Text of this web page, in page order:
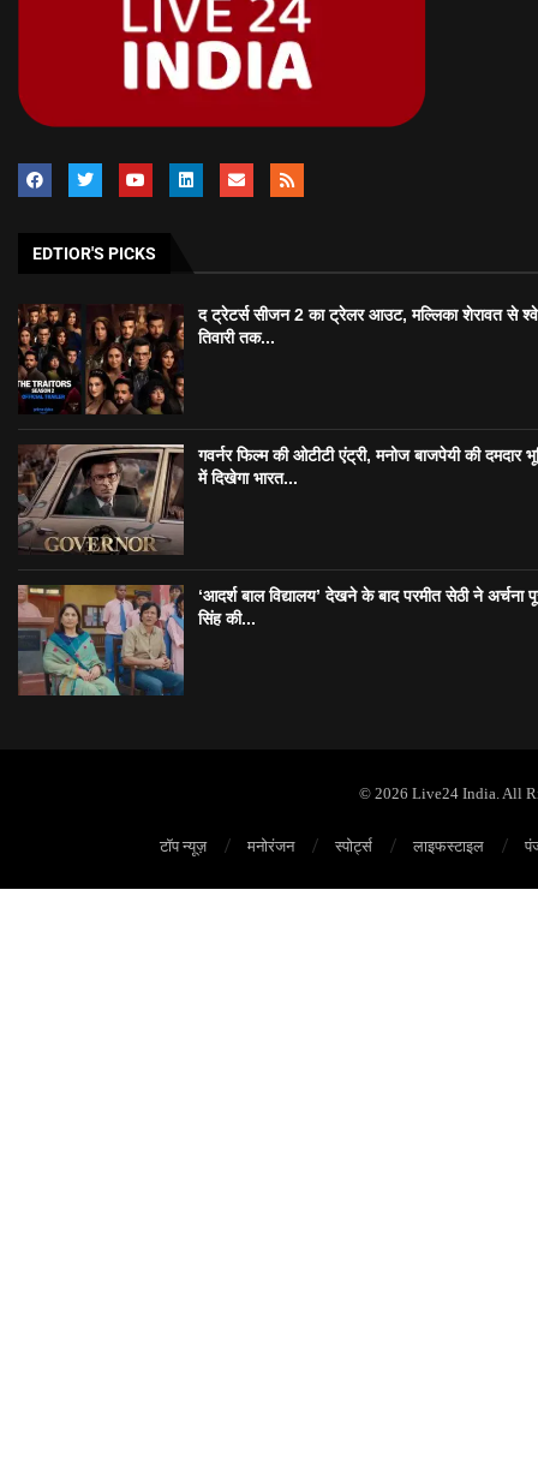
EDTIOR'S PICKS
द ट्रेटर्स सीजन 2 का ट्रेलर आउट, मल्लिका शेरावत से
तिवारी तक...
गवर्नर फिल्म की ओटीटी एंट्री, मनोज बाजपेयी की दमदार
में दिखेगा भारत...
‘आदर्श बाल विद्यालय’ देखने के बाद परमीत सेठी ने अर्चना
सिंह की...
© 2026 Live24 India. All
टॉप न्यूज़ मनोरंजन स्पोर्ट्स लाइफस्टाइल